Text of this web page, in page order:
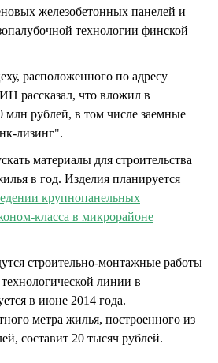
железобетонных панелей и
технологии финской
расположенного по адресу
рассказал, что вложил в
млн рублей, в том числе заемные
лизинг".
материалы для строительства
в год. Изделия планируется
крупнопанельных
класса в микрорайоне
строительно-монтажные работы
линии в
в июне 2014 года.
метра жилья, построенного из
составит 20 тысяч рублей.